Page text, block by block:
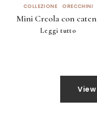
COLLEZIONE ORECCHINI
Mini Creola con
Leggi tutto